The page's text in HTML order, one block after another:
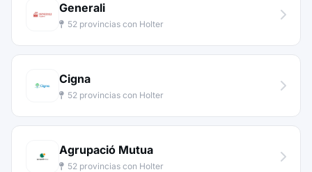
Generali
52 provincias con Holter
Cigna
52 provincias con Holter
Agrupació Mutua
52 provincias con Holter